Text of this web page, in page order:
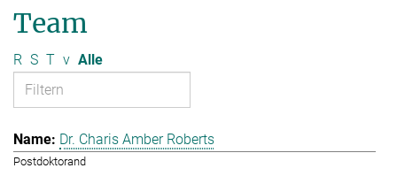
Team
R S T v Alle
Dr. Charis Amber Roberts
Postdoktorand